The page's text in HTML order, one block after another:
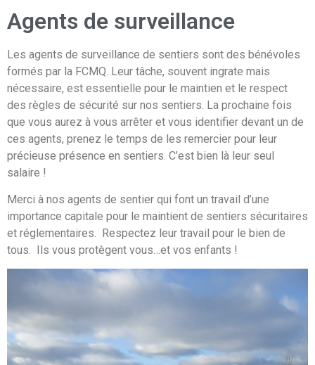
Agents de surveillance
Les agents de surveillance de sentiers sont des bénévoles
formés par la FCMQ. Leur tâche, souvent ingrate mais
nécessaire, est essentielle pour le maintien et le respect
des règles de sécurité sur nos sentiers. La prochaine fois
que vous aurez à vous arrêter et vous identifier devant un de
ces agents, prenez le temps de les remercier pour leur
précieuse présence en sentiers. C’est bien là leur seul
salaire !
Merci à nos agents de sentier qui font un travail d’une
importance capitale pour le maintient de sentiers sécuritaires
et réglementaires. Respectez leur travail pour le bien de
tous. Ils vous protègent vous…et vos enfants !